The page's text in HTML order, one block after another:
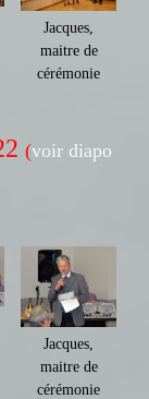
Jacques,
maitre de
cérémonie
(voir diapo
Jacques,
maitre de
cérémonie